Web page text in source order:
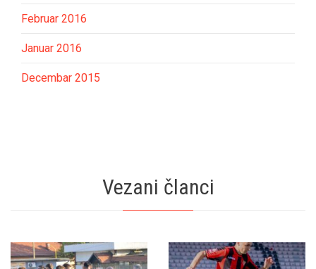
Februar 2016
Januar 2016
Decembar 2015
Vezani članci